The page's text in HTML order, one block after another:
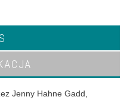
Jenny Hahne Gadd,